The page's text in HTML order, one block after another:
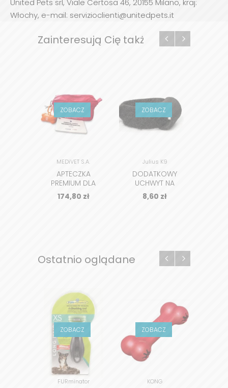
United Pets srl, Viale Certosa 46, 20155 Milano, kraj:
Włochy, e-mail: servizioclienti@unitedpets.it
Zainteresują Cię także
ZOBACZ
MEDiVET S.A.
APTECZKA
PREMIUM DLA
PUPILA -
COVETRUS
174,80 zł
ZOBACZ
Julius K9
DODATKOWY
UCHWYT NA
LATARKĘ
8,60 zł
Ostatnio oglądane
ZOBACZ
FURminator
ZOBACZ
KONG